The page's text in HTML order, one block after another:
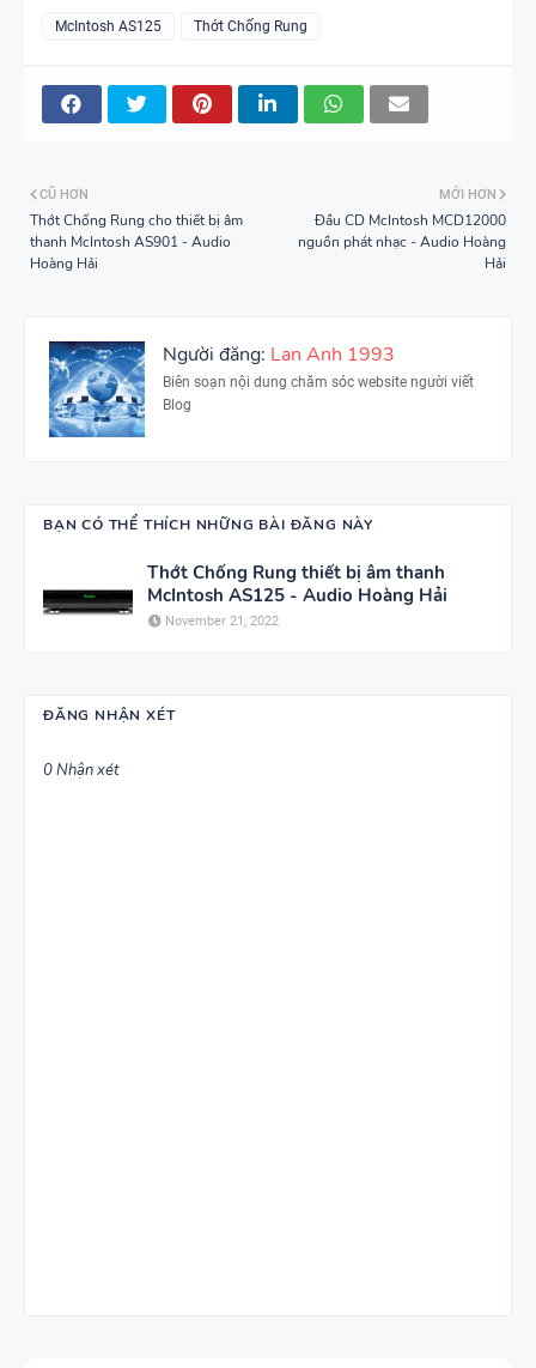
McIntosh AS125 Thớt Chống Rung
MỚI HƠN
Đầu CD McIntosh MCD12000
nguồn phát nhạc - Audio Hoàng
Hải
CŨ HƠN
Thớt Chống Rung cho thiết bị âm
thanh McIntosh AS901 - Audio
Hoàng Hải
Người đăng: Lan Anh 1993
Biên soạn nội dung chăm sóc website người viết
Blog
BẠN CÓ THỂ THÍCH NHỮNG BÀI ĐĂNG NÀY
Thớt Chống Rung thiết bị âm thanh
McIntosh AS125 - Audio Hoàng Hải
November 21, 2022
ĐĂNG NHẬN XÉT
0 Nhận xét